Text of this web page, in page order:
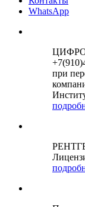
WhatsApp
при